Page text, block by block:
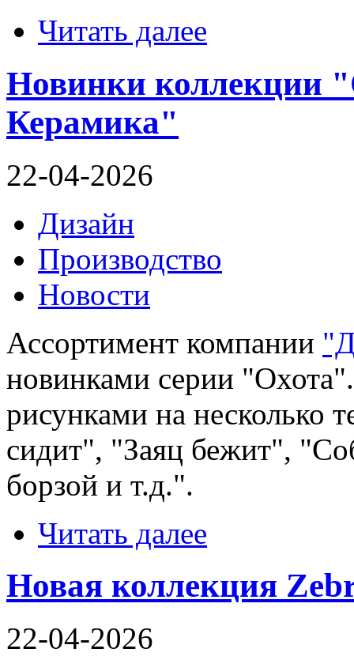
Читать далее
Новинки коллекции
Керамика"
22-04-2026
Дизайн
Производство
Новости
Ассортимент компании
новинками серии
рисунками на несколько
сидит", "Заяц бежит",
борзой и т.д.".
Читать далее
Новая коллекция
22-04-2026